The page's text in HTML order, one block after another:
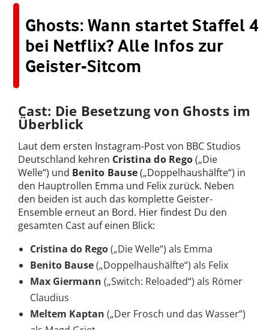
Ghosts: Wann startet Staffel 4
bei Netflix? Alle Infos zur
Geister-Sitcom
Cast: Die Besetzung von Ghosts im
Überblick
Laut dem ersten Instagram-Post von BBC Studios
Deutschland kehren Cristina do Rego(„Die
Welle“) und Benito Bause(„Doppelhaushälfte“) in
den Hauptrollen Emma und Felix zurück. Neben
den beiden ist auch das komplette Geister-
Ensemble erneut an Bord. Hier findest Du den
gesamten Cast auf einen Blick:
Cristina do Rego(„Die Welle“) als Emma
Benito Bause(„Doppelhaushälfte“) als Felix
Max Giermann („Switch: Reloaded“) als Römer
Claudius
Meltem Kaptan („Der Frosch und das Wasser“)